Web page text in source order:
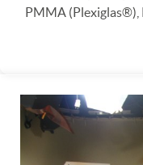
PMMA (Plexiglas®),